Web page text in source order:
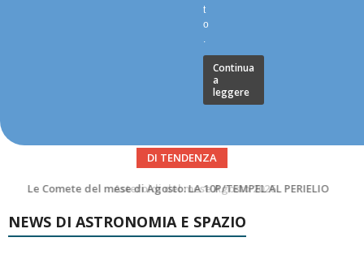
t
o
.
Continua
a
leggere
DI TENDENZA
Asteroidi del mese Agosto 2026
NEWS DI ASTRONOMIA E SPAZIO